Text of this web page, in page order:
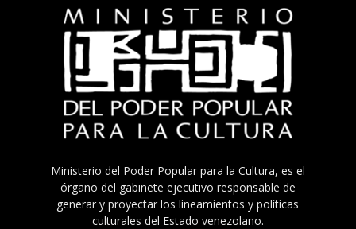
Ministerio del Poder Popular para la Cultura, es el
órgano del gabinete ejecutivo responsable de
generar y proyectar los lineamientos y políticas
culturales del Estado venezolano.